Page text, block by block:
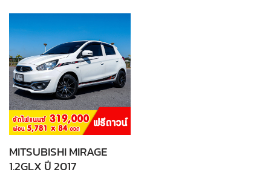
MITSUBISHI MIRAGE
1.2GLX ปี 2017